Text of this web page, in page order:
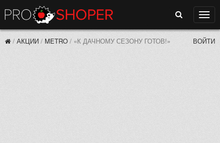
Поиск
/ АКЦИИ / METRO / «К ДАЧНОМУ СЕЗОНУ ГОТОВ!» ВОЙТИ